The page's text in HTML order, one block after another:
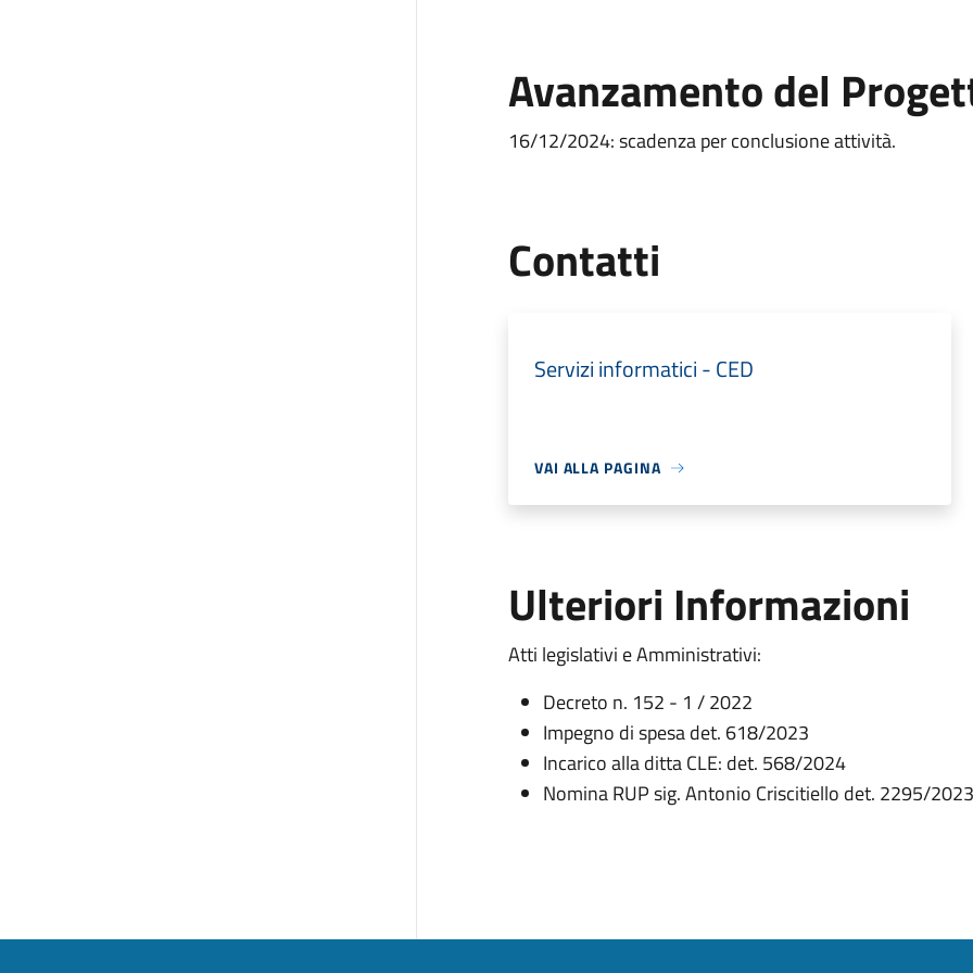
Avanzamento del
16/12/2024: scadenza per conclusione attività.
Contatti
Servizi informatici - CED
VAI ALLA PAGINA
Ulteriori Informazioni
Atti legislativi e Amministrativi:
Decreto n. 152 - 1 / 2022
Impegno di spesa det. 618/2023
Incarico alla ditta CLE: det. 568/2024
Nomina RUP sig. Antonio Criscitiello det. 2295/2023